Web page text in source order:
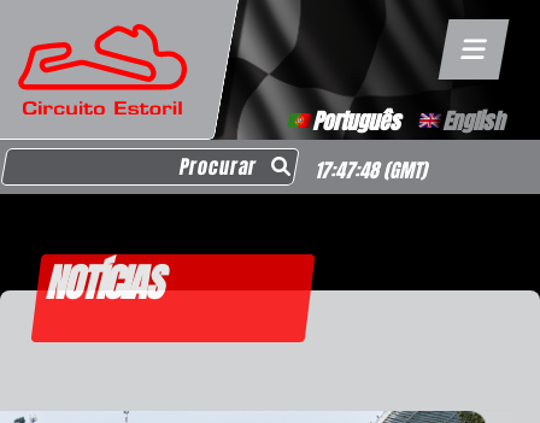
Português English
Search for: 17:47:49(GMT)
NOTÍCIAS